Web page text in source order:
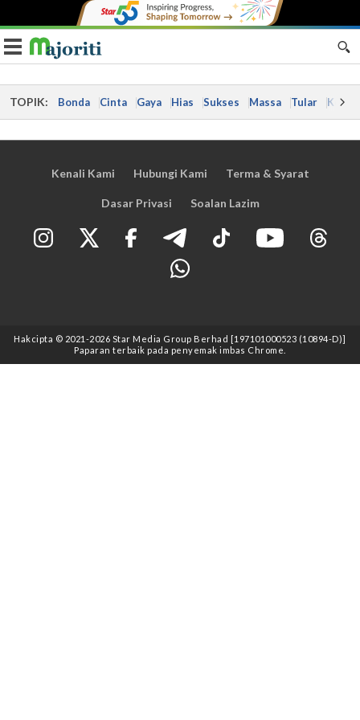
Toggle navigation
TOPIK: Bonda Cinta Gaya Hias Sukses Massa Tular Kes
Kenali Kami Hubungi Kami Terma & Syarat
Dasar Privasi Soalan Lazim
Hakcipta © 2021 -2026 Star Media Group Berhad [197101000523 (10894-D)]
Paparan terbaik pada penyemak imbas Chrome.